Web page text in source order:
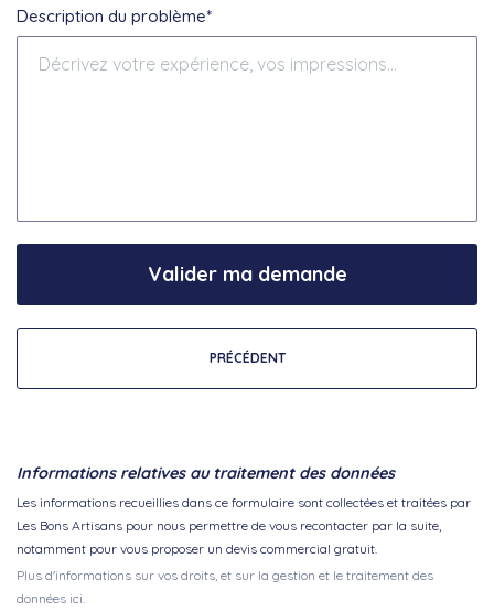
Description du problème*
PRÉCÉDENT
Valider ma demande
Informations relatives au traitement des données
Les informations recueillies dans ce formulaire sont collectées et traitées par
Les Bons Artisans pour nous permettre de vous recontacter par la suite,
notamment pour vous proposer un devis commercial gratuit.
Plus d'informations sur vos droits, et sur la gestion et le traitement des
données ici.